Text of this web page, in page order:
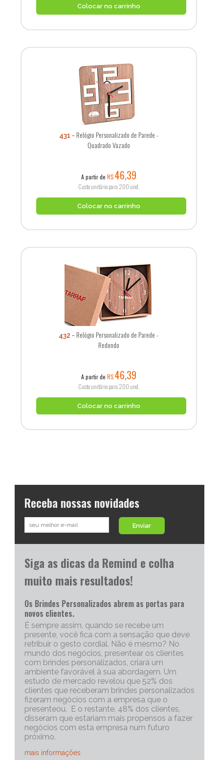
Colocar no carrinho
431
Relógio Personalizado de Parede -
Quadrado Vazado
A partir de R$46,39
Custo unitário para 200 und.
Colocar no carrinho
432
Relógio Personalizado de Parede -
Redondo
A partir de R$46,39
Custo unitário para 200 und.
Colocar no carrinho
Receba nossas novidades
Enviar
Siga as dicas da Remind e colha
muito mais resultados!
Os Brindes Personalizados abrem as portas para
novos clientes.
É sempre assim, quando se recebe um
presente, você fica com a sensação que deve
retribuir o gesto cordial. Não é mesmo? No
mundo dos negócios, presentear os clientes
com brindes personalizados, criará um
ambiente favorável à sua abordagem. Um
estudo de mercado revelou que 52% dos
clientes que receberam brindes personalizados
fizeram negócios com a empresa que o
presenteou. E o restante, 48% dos clientes,
disseram que estariam mais propensos a fazer
negócios com esta empresa num futuro
próximo.
mais informações